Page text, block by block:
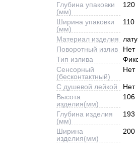
Глубина упаковки
(мм)
120
Ширина упаковки
(мм)
110
Материал изделия
Поворотный излив
Нет
Тип излива
Сенсорный
(бесконтактный)
Нет
С душевой лейкой
Нет
Высота
изделия(мм)
106
Глубина изделия
(мм)
193
Ширина
изделия(мм)
200